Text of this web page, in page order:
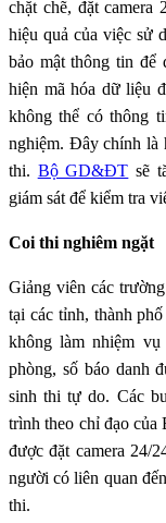
chặt chẽ, đặt camera
hiệu quả của việc sử
bảo mật thông tin để
hiện mã hóa dữ liệu
không thể có thông
nghiệm. Đây chính là
thi. Bộ GD&ĐT sẽ
giám sát để kiểm tra
Coi thi nghiêm ngặt
Giảng viên các
tại các tỉnh, thành
không làm nhiệm
phòng, số báo danh
sinh thi tự do. Các
trình theo chỉ đạo của
được đặt camera 24/
người có liên quan
thi.